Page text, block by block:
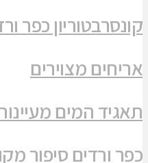
קונסרבטוריון כפר
אריחים מצוירים
תאגיד המים מעיינות
כפר ורדים סיפור